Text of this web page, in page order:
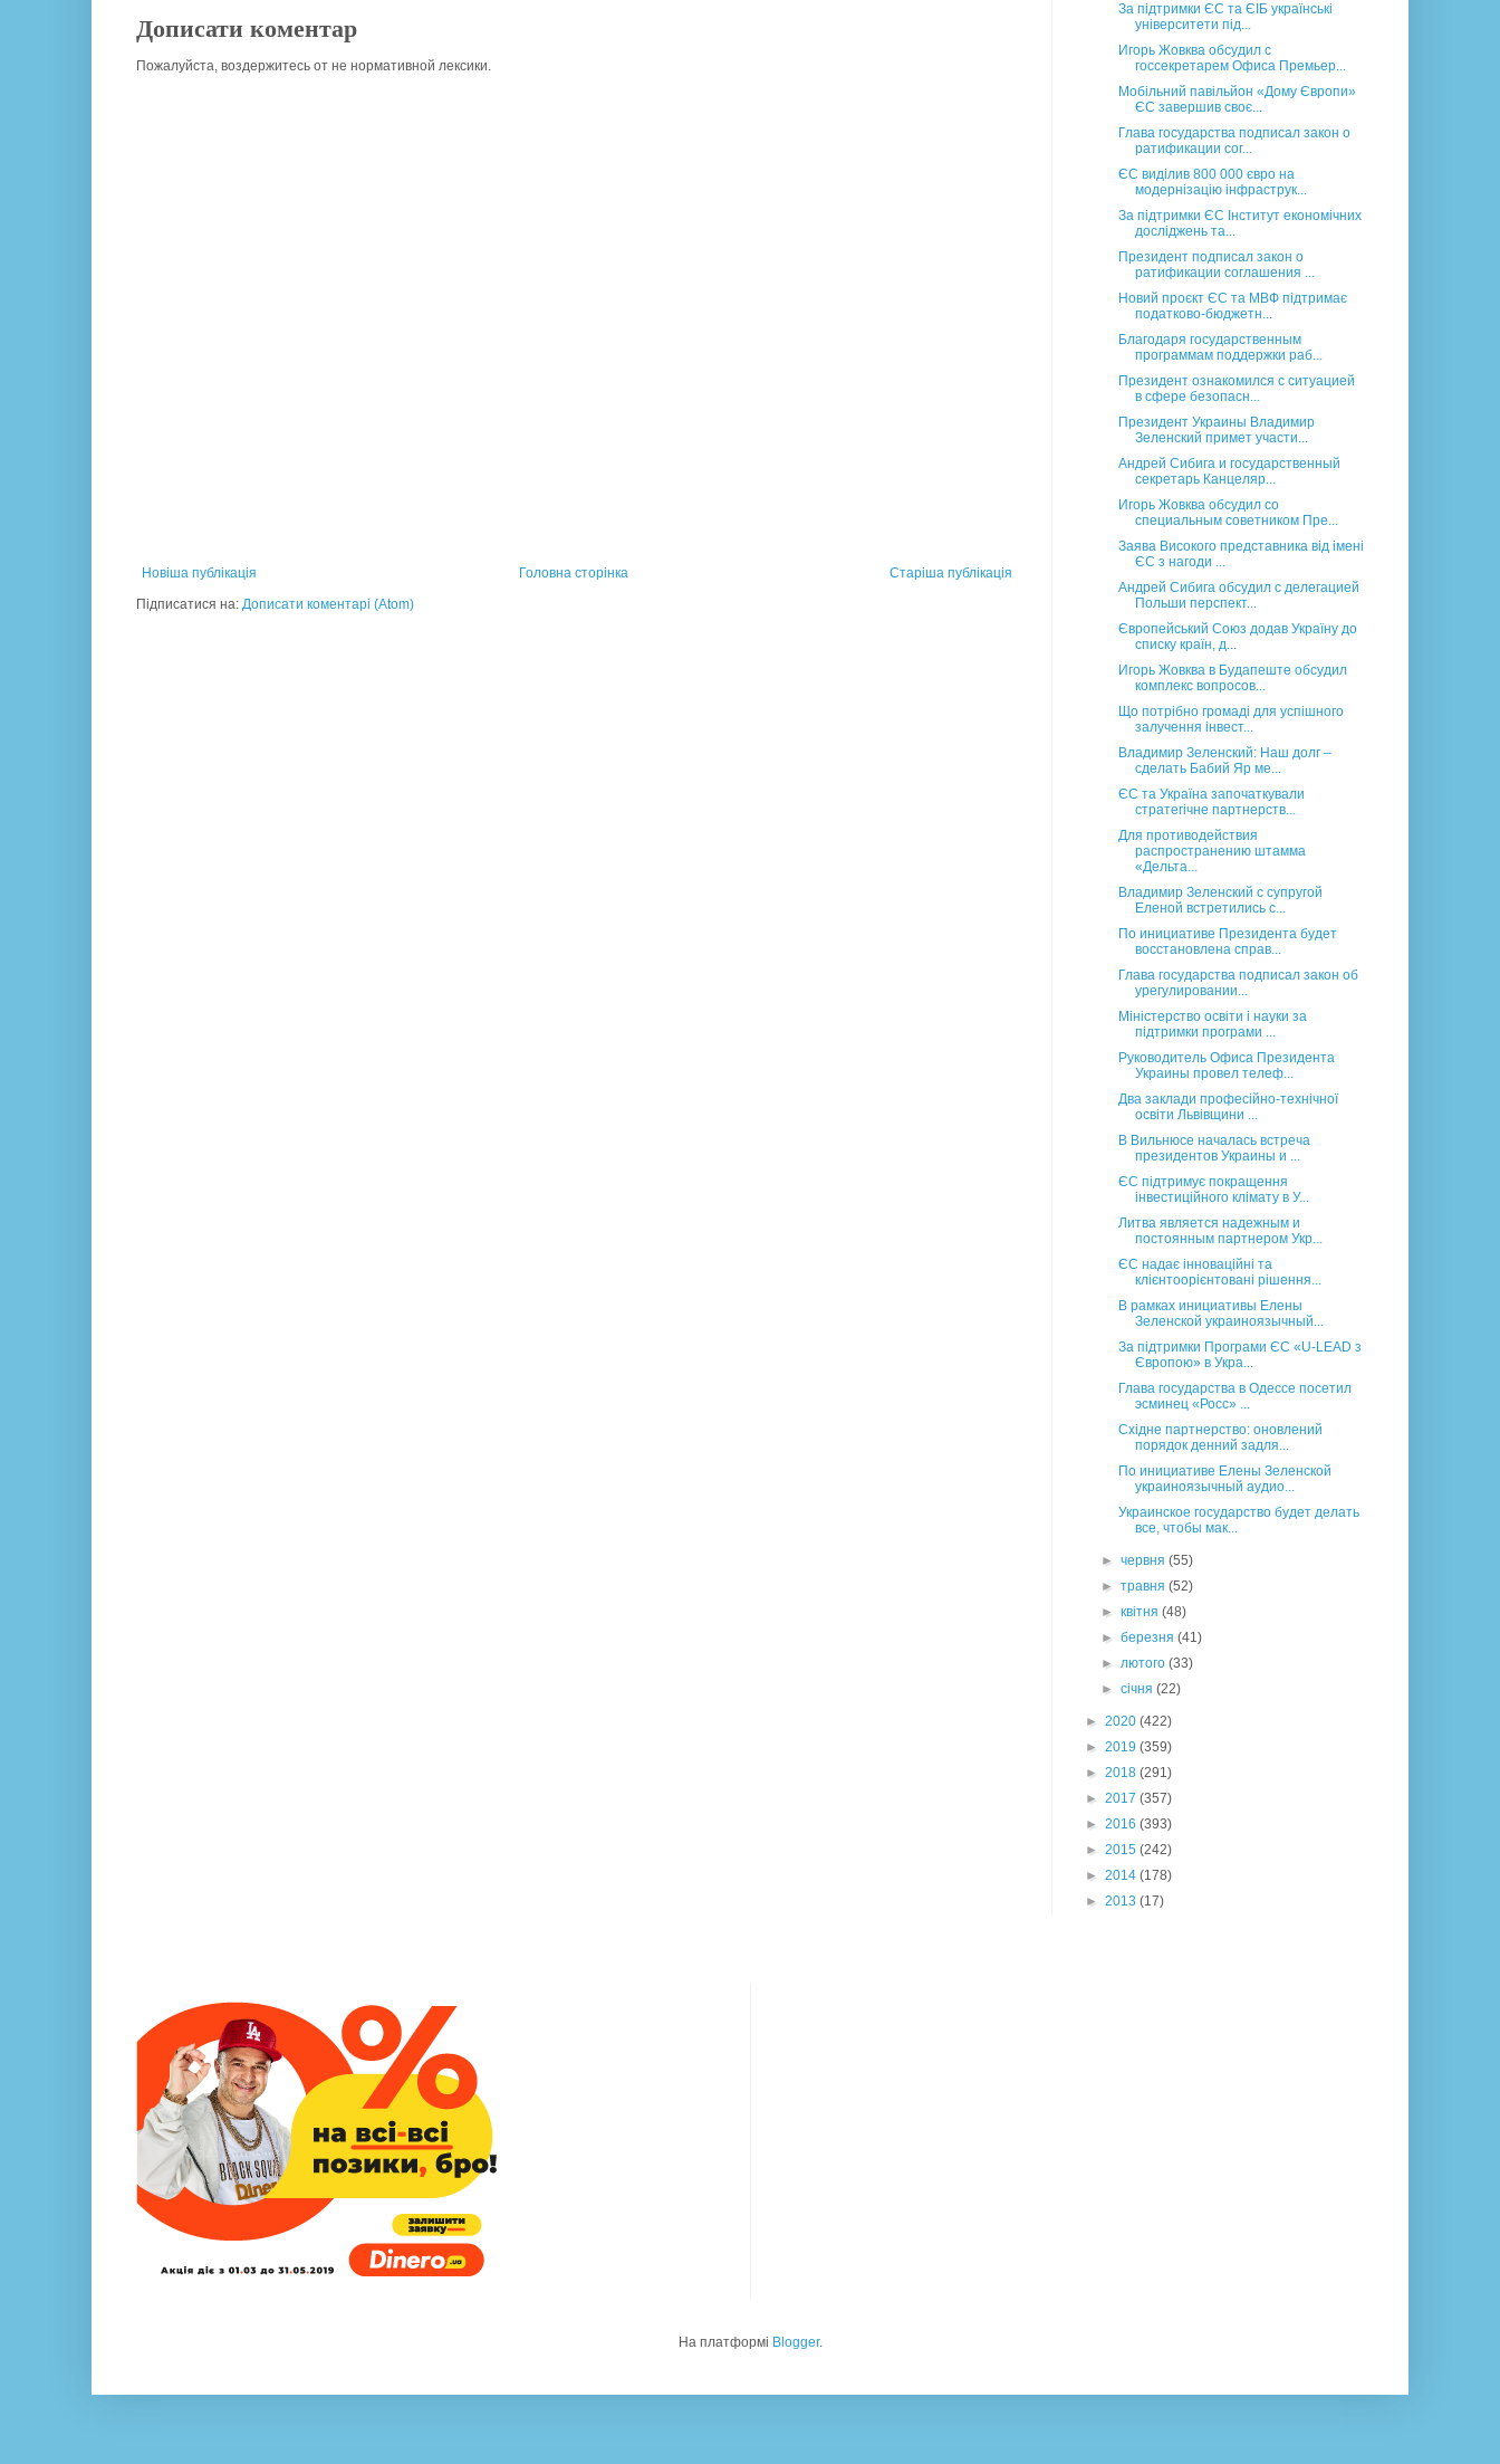
Дописати коментар
Пожалуйста, воздержитесь от не нормативной лексики.
Новіша публікація Старіша публікація
Головна сторінка
Підписатися на: Дописати коментарі (Atom)
За підтримки ЄС та ЄІБ українські
університети під...
Игорь Жовква обсудил с
госсекретарем Офиса Премьер...
Мобільний павільйон «Дому Європи»
ЄС завершив своє...
Глава государства подписал закон о
ратификации сог...
ЄС виділив 800 000 євро на
модернізацію інфраструк...
За підтримки ЄС Інститут економічних
досліджень та...
Президент подписал закон о
ратификации соглашения ...
Новий проєкт ЄС та МВФ підтримає
податково-бюджетн...
Благодаря государственным
программам поддержки раб...
Президент ознакомился с ситуацией
в сфере безопасн...
Президент Украины Владимир
Зеленский примет участи...
Андрей Сибига и государственный
секретарь Канцеляр...
Игорь Жовква обсудил со
специальным советником Пре...
Заява Високого представника від імені
ЄС з нагоди ...
Андрей Сибига обсудил с делегацией
Польши перспект...
Європейський Союз додав Україну до
списку країн, д...
Игорь Жовква в Будапеште обсудил
комплекс вопросов...
Що потрібно громаді для успішного
залучення інвест...
Владимир Зеленский: Наш долг –
сделать Бабий Яр ме...
ЄС та Україна започаткували
стратегічне партнерств...
Для противодействия
распространению штамма
«Дельта...
Владимир Зеленский с супругой
Еленой встретились с...
По инициативе Президента будет
восстановлена справ...
Глава государства подписал закон об
урегулировании...
Міністерство освіти і науки за
підтримки програми ...
Руководитель Офиса Президента
Украины провел телеф...
Два заклади професійно-технічної
освіти Львівщини ...
В Вильнюсе началась встреча
президентов Украины и ...
ЄС підтримує покращення
інвестиційного клімату в У...
Литва является надежным и
постоянным партнером Укр...
ЄС надає інноваційні та
клієнтоорієнтовані рішення...
В рамках инициативы Елены
Зеленской украиноязычный...
За підтримки Програми ЄС «U-LEAD з
Європою» в Укра...
Глава государства в Одессе посетил
эсминец «Росс» ...
Східне партнерство: оновлений
порядок денний задля...
По инициативе Елены Зеленской
украиноязычный аудио...
Украинское государство будет делать
все, чтобы мак...
►червня(55)
►травня(52)
►квітня(48)
►березня(41)
►лютого(33)
►січня(22)
► 2020 (422)
► 2019 (359)
► 2018 (291)
► 2017 (357)
► 2016 (393)
► 2015 (242)
► 2014 (178)
► 2013 (17)
На платформі Blogger.